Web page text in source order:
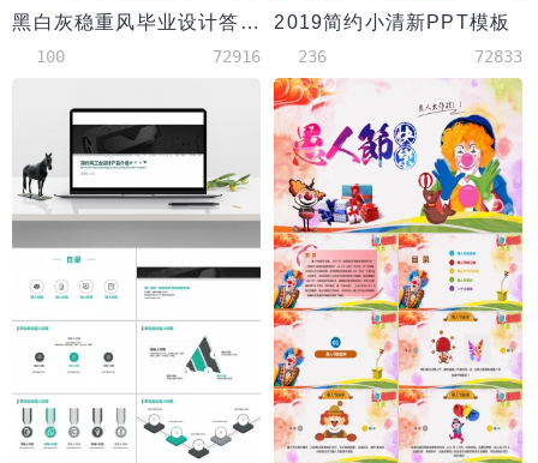
黑白灰稳重风毕业设计答辩PPT模板
100 72916
2019简约小清新PPT模板
236 72833